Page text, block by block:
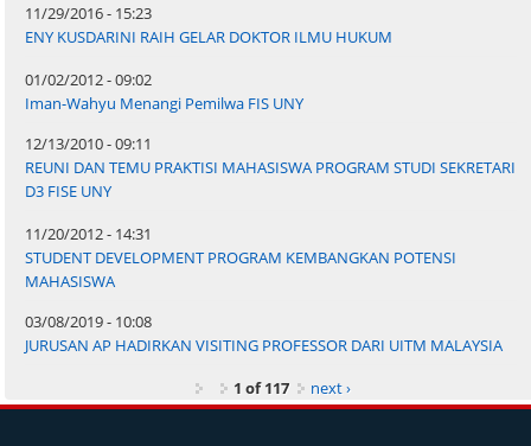
11/29/2016 - 15:23
ENY KUSDARINI RAIH GELAR DOKTOR ILMU HUKUM
01/02/2012 - 09:02
Iman-Wahyu Menangi Pemilwa FIS UNY
12/13/2010 - 09:11
REUNI DAN TEMU PRAKTISI MAHASISWA PROGRAM STUDI SEKRETARI
D3 FISE UNY
11/20/2012 - 14:31
STUDENT DEVELOPMENT PROGRAM KEMBANGKAN POTENSI
MAHASISWA
03/08/2019 - 10:08
JURUSAN AP HADIRKAN VISITING PROFESSOR DARI UITM MALAYSIA
1 of 117
next ›